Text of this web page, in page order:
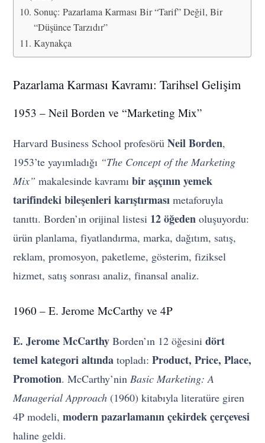
Sonuç: Pazarlama Karması Bir “Tarif” Değil, Bir
“Düşünce Tarzıdır”
Kaynakça
Pazarlama Karması Kavramı: Tarihsel Gelişim
1953 – Neil Borden ve “Marketing Mix”
Harvard Business School profesörüNeil Borden,
1953’te yayımladığı “The Concept of the Marketing
Mix” makalesinde kavramıbir aşçının yemek
tarifindeki bileşenleri karıştırması metaforuyla
tanıttı. Borden’ın orijinal listesi 12 öğeden oluşuyordu:
ürün planlama, fiyatlandırma, marka, dağıtım, satış,
reklam, promosyon, paketleme, gösterim, fiziksel
hizmet, satış sonrası analiz, finansal analiz.
1960 – E. Jerome McCarthy ve 4P
E. Jerome McCarthy Borden’ın 12 öğesinidört
temel kategori altında topladı:Product, Price, Place,
Promotion. McCarthy’nin Basic Marketing: A
Managerial Approach (1960) kitabıyla literatüre giren
4P modeli,modern pazarlamanın çekirdek çerçevesi
haline geldi.